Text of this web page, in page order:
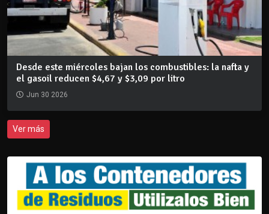
Desde este miércoles bajan los combustibles: la nafta y
el gasoil reducen $4,67 y $3,09 por litro
Jun 30 2026
Ver más